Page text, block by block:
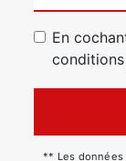
En
** Les